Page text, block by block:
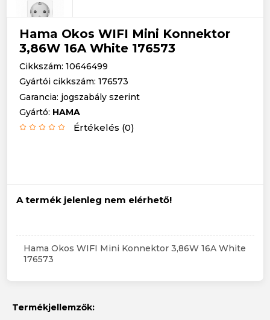
Hama Okos WIFI Mini Konnektor
3,86W 16A White 176573
Cikkszám: 10646499
Gyártói cikkszám: 176573
Garancia: jogszabály szerint
Gyártó: HAMA
Értékelés (0)
A termék jelenleg nem elérhető!
Hama Okos WIFI Mini Konnektor 3,86W 16A White
176573
Termékjellemzők: